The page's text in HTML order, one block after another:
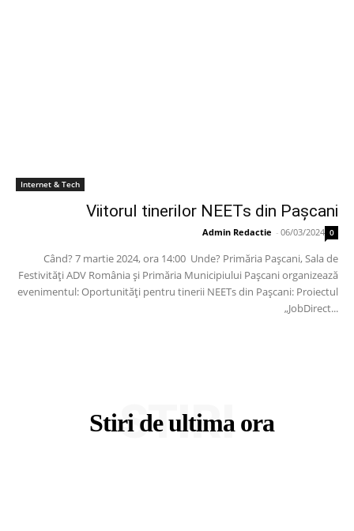
Internet & Tech
Viitorul tinerilor NEETs din Pașcani
Admin Redactie - 06/03/2024 0
Când? 7 martie 2024, ora 14:00 Unde? Primăria Pașcani, Sala de
Festivități ADV România și Primăria Municipiului Pașcani organizează
evenimentul: Oportunități pentru tinerii NEETs din Pașcani: Proiectul
„JobDirect...
Stiri de ultima ora
STIRI